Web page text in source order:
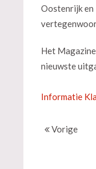
Oostenrijk en
Het
nieuwste
Informatie
Vorige